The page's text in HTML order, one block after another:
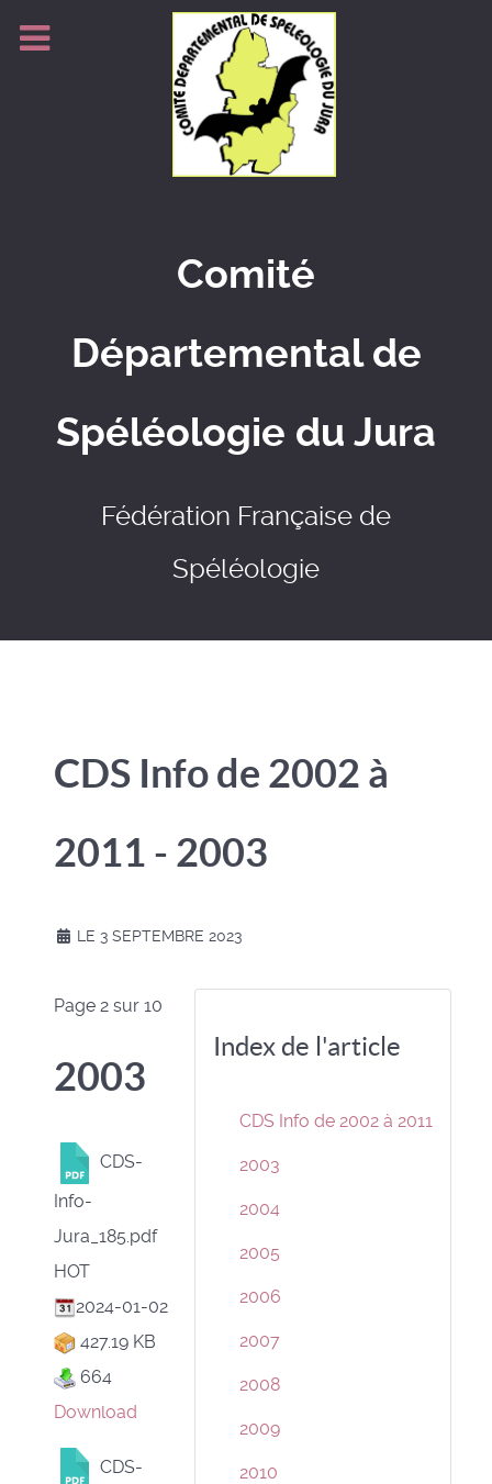
Comité
Départemental de
Spéléologie du Jura
Fédération Française de
Spéléologie
CDS Info de 2002 à
2011 - 2003
LE 3 SEPTEMBRE 2023
Index de l'article
CDS Info de 2002 à 2011
2003
2004
2005
2006
2007
2008
2009
2010
Page 2 sur 10
2003
CDS-
Info-
Jura_185.pdf
HOT
2024-01-02
427.19 KB
664
Download
CDS-